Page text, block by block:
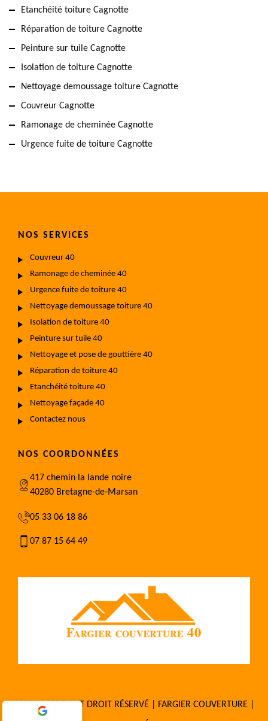
Etanchéité toiture Cagnotte
Réparation de toiture Cagnotte
Peinture sur tuile Cagnotte
Isolation de toiture Cagnotte
Nettoyage demoussage toiture Cagnotte
Couvreur Cagnotte
Ramonage de cheminée Cagnotte
Urgence fuite de toiture Cagnotte
NOS SERVICES
Couvreur 40
Ramonage de cheminée 40
Urgence fuite de toiture 40
Nettoyage demoussage toiture 40
Isolation de toiture 40
Peinture sur tuile 40
Nettoyage et pose de gouttière 40
Réparation de toiture 40
Etanchéité toiture 40
Nettoyage façade 40
Contactez nous
NOS COORDONNÉES
417 chemin la lande noire
40280 Bretagne-de-Marsan
05 33 06 18 86
07 87 15 64 49
2016 - 2025 TOUT DROIT RÉSERVÉ | FARGIER COUVERTURE |